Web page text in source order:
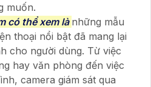
muốn.
có thể xem là những mẫu
thoại nổi bật đã mang lại
cho người dùng. Từ việc
hay văn phòng đến việc
camera giám sát qua